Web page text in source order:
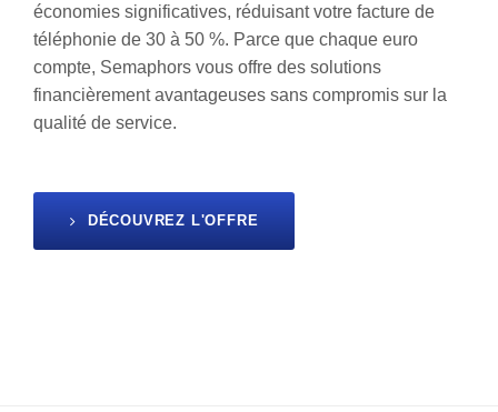
économies significatives, réduisant votre facture de
téléphonie de 30 à 50 %. Parce que chaque euro
compte, Semaphors vous offre des solutions
financièrement avantageuses sans compromis sur la
qualité de service.
DÉCOUVREZ L'OFFRE